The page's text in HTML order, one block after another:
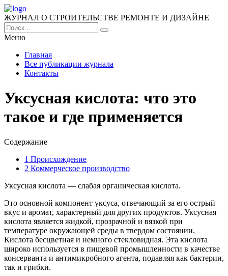
ЖУРНАЛ О СТРОИТЕЛЬСТВЕ РЕМОНТЕ И ДИЗАЙНЕ
Меню
Главная
Все публикации журнала
Контакты
Уксусная кислота: что это
такое и где применяется
Содержание
1 Происхождение
2 Коммерческое производство
Уксусная кислота — слабая органическая кислота.
Это основной компонент уксуса, отвечающий за его острый
вкус и аромат, характерный для других продуктов. Уксусная
кислота является жидкой, прозрачной и вязкой при
температуре окружающей среды в твердом состоянии.
Кислота бесцветная и немного стекловидная. Эта кислота
широко используется в пищевой промышленности в качестве
консерванта и антимикробного агента, подавляя как бактерии,
так и грибки.